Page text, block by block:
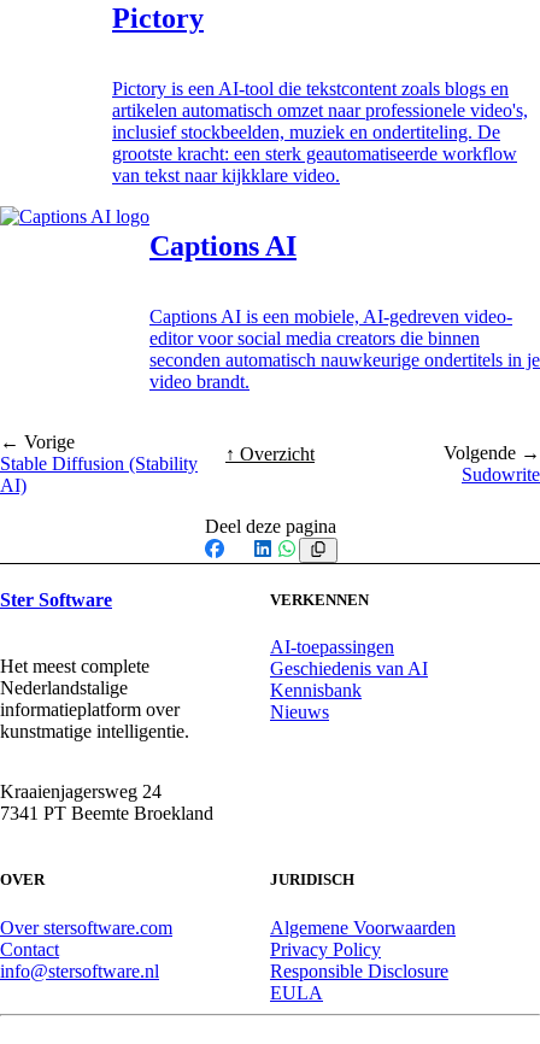
Pictory
Pictory is een AI-tool die tekstcontent zoals blogs en
artikelen automatisch omzet naar professionele video's,
inclusief stockbeelden, muziek en ondertiteling. De
grootste kracht: een sterk geautomatiseerde workflow
van tekst naar kijkklare video.
Captions AI
Captions AI is een mobiele, AI-gedreven video-
editor voor social media creators die binnen
seconden automatisch nauwkeurige ondertitels in je
video brandt.
← Vorige
Stable Diffusion (Stability
AI)
↑ Overzicht
Volgende →
Sudowrite
Deel deze pagina
Facebook
X LinkedIn
WhatsApp
Ster Software
Het meest complete
Nederlandstalige
informatieplatform over
kunstmatige intelligentie.
Kraaienjagersweg 24
7341 PT Beemte Broekland
VERKENNEN
AI-toepassingen
Geschiedenis van AI
Kennisbank
Nieuws
OVER
Over stersoftware.com
Contact
info@stersoftware.nl
JURIDISCH
Algemene Voorwaarden
Privacy Policy
Responsible Disclosure
EULA